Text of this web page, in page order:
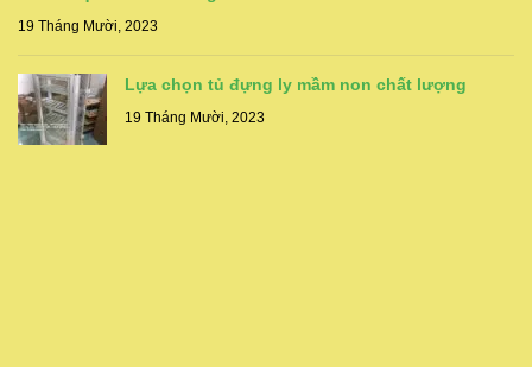
19 Tháng Mười, 2023
Lựa chọn tủ đựng ly mầm non chất lượng
19 Tháng Mười, 2023